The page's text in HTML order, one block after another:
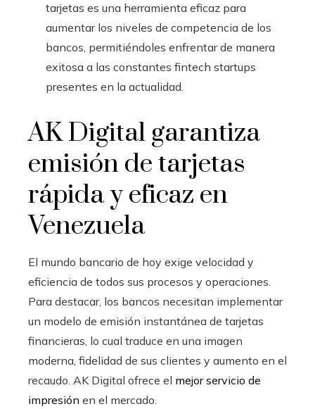
tarjetas es una herramienta eficaz para
aumentar los niveles de competencia de los
bancos, permitiéndoles enfrentar de manera
exitosa a las constantes fintech startups
presentes en la actualidad.
AK Digital garantiza
emisión de tarjetas
rápida y eficaz en
Venezuela
El mundo bancario de hoy exige velocidad y
eficiencia de todos sus procesos y operaciones.
Para destacar, los bancos necesitan implementar
un modelo de emisión instantánea de tarjetas
financieras, lo cual traduce en una imagen
moderna, fidelidad de sus clientes y aumento en el
recaudo. AK Digital ofrece el mejor servicio de
impresión en el mercado.